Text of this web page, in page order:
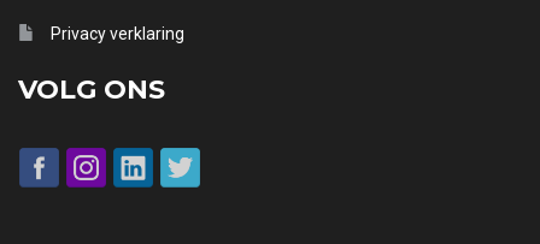
Privacy verklaring
VOLG ONS